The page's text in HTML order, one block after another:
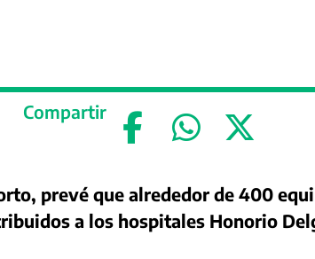
Compartir
prevé que alrededor de 400
a los hospitales Honorio